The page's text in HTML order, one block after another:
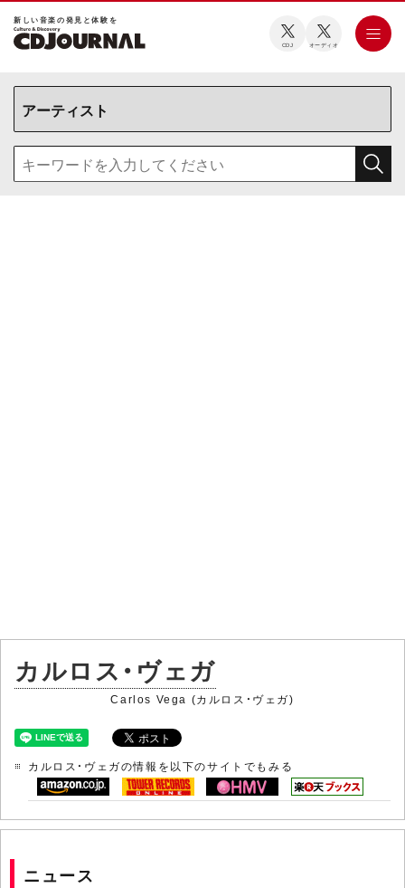
新しい⾳楽の発⾒と体験を
CDJ オーディオ
カルロス・ヴェガ
Carlos Vega (カルロス・ヴェガ)
カルロス・ヴェガの情報を以下のサイトでもみる
ニュース